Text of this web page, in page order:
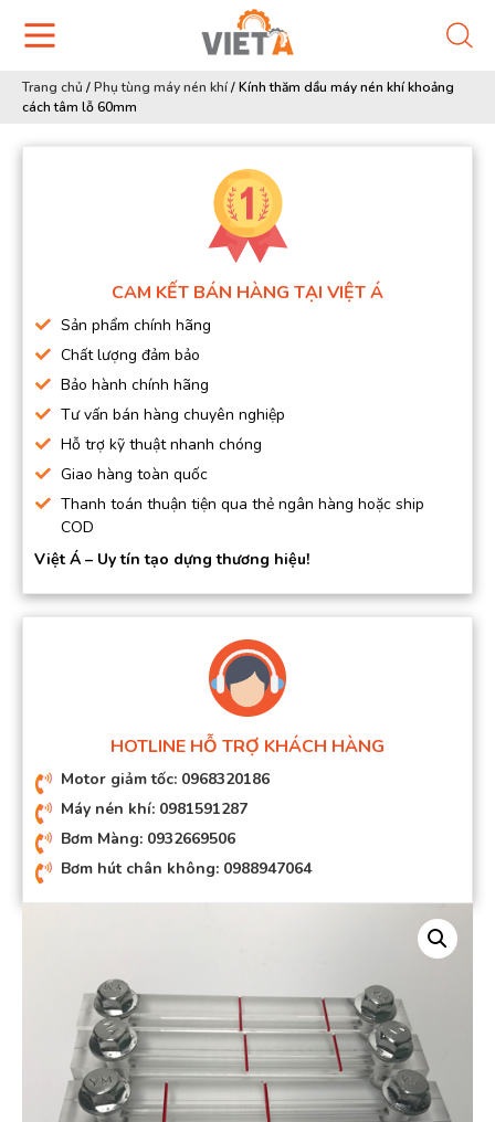
Trang chủ /Phụ tùng máy nén khí/Kính thăm dầu máy nén khí khoảng
cách tâm lỗ 60mm
CAM KẾT BÁN HÀNG TẠI VIỆT Á
Sản phẩm chính hãng
Chất lượng đảm bảo
Bảo hành chính hãng
Tư vấn bán hàng chuyên nghiệp
Hỗ trợ kỹ thuật nhanh chóng
Giao hàng toàn quốc
Thanh toán thuận tiện qua thẻ ngân hàng hoặc ship
COD
Việt Á – Uy tín tạo dựng thương hiệu!
HOTLINE HỖ TRỢ KHÁCH HÀNG
Motor giảm tốc: 0968320186
Máy nén khí: 0981591287
Bơm Màng: 0932669506
Bơm hút chân không: 0988947064